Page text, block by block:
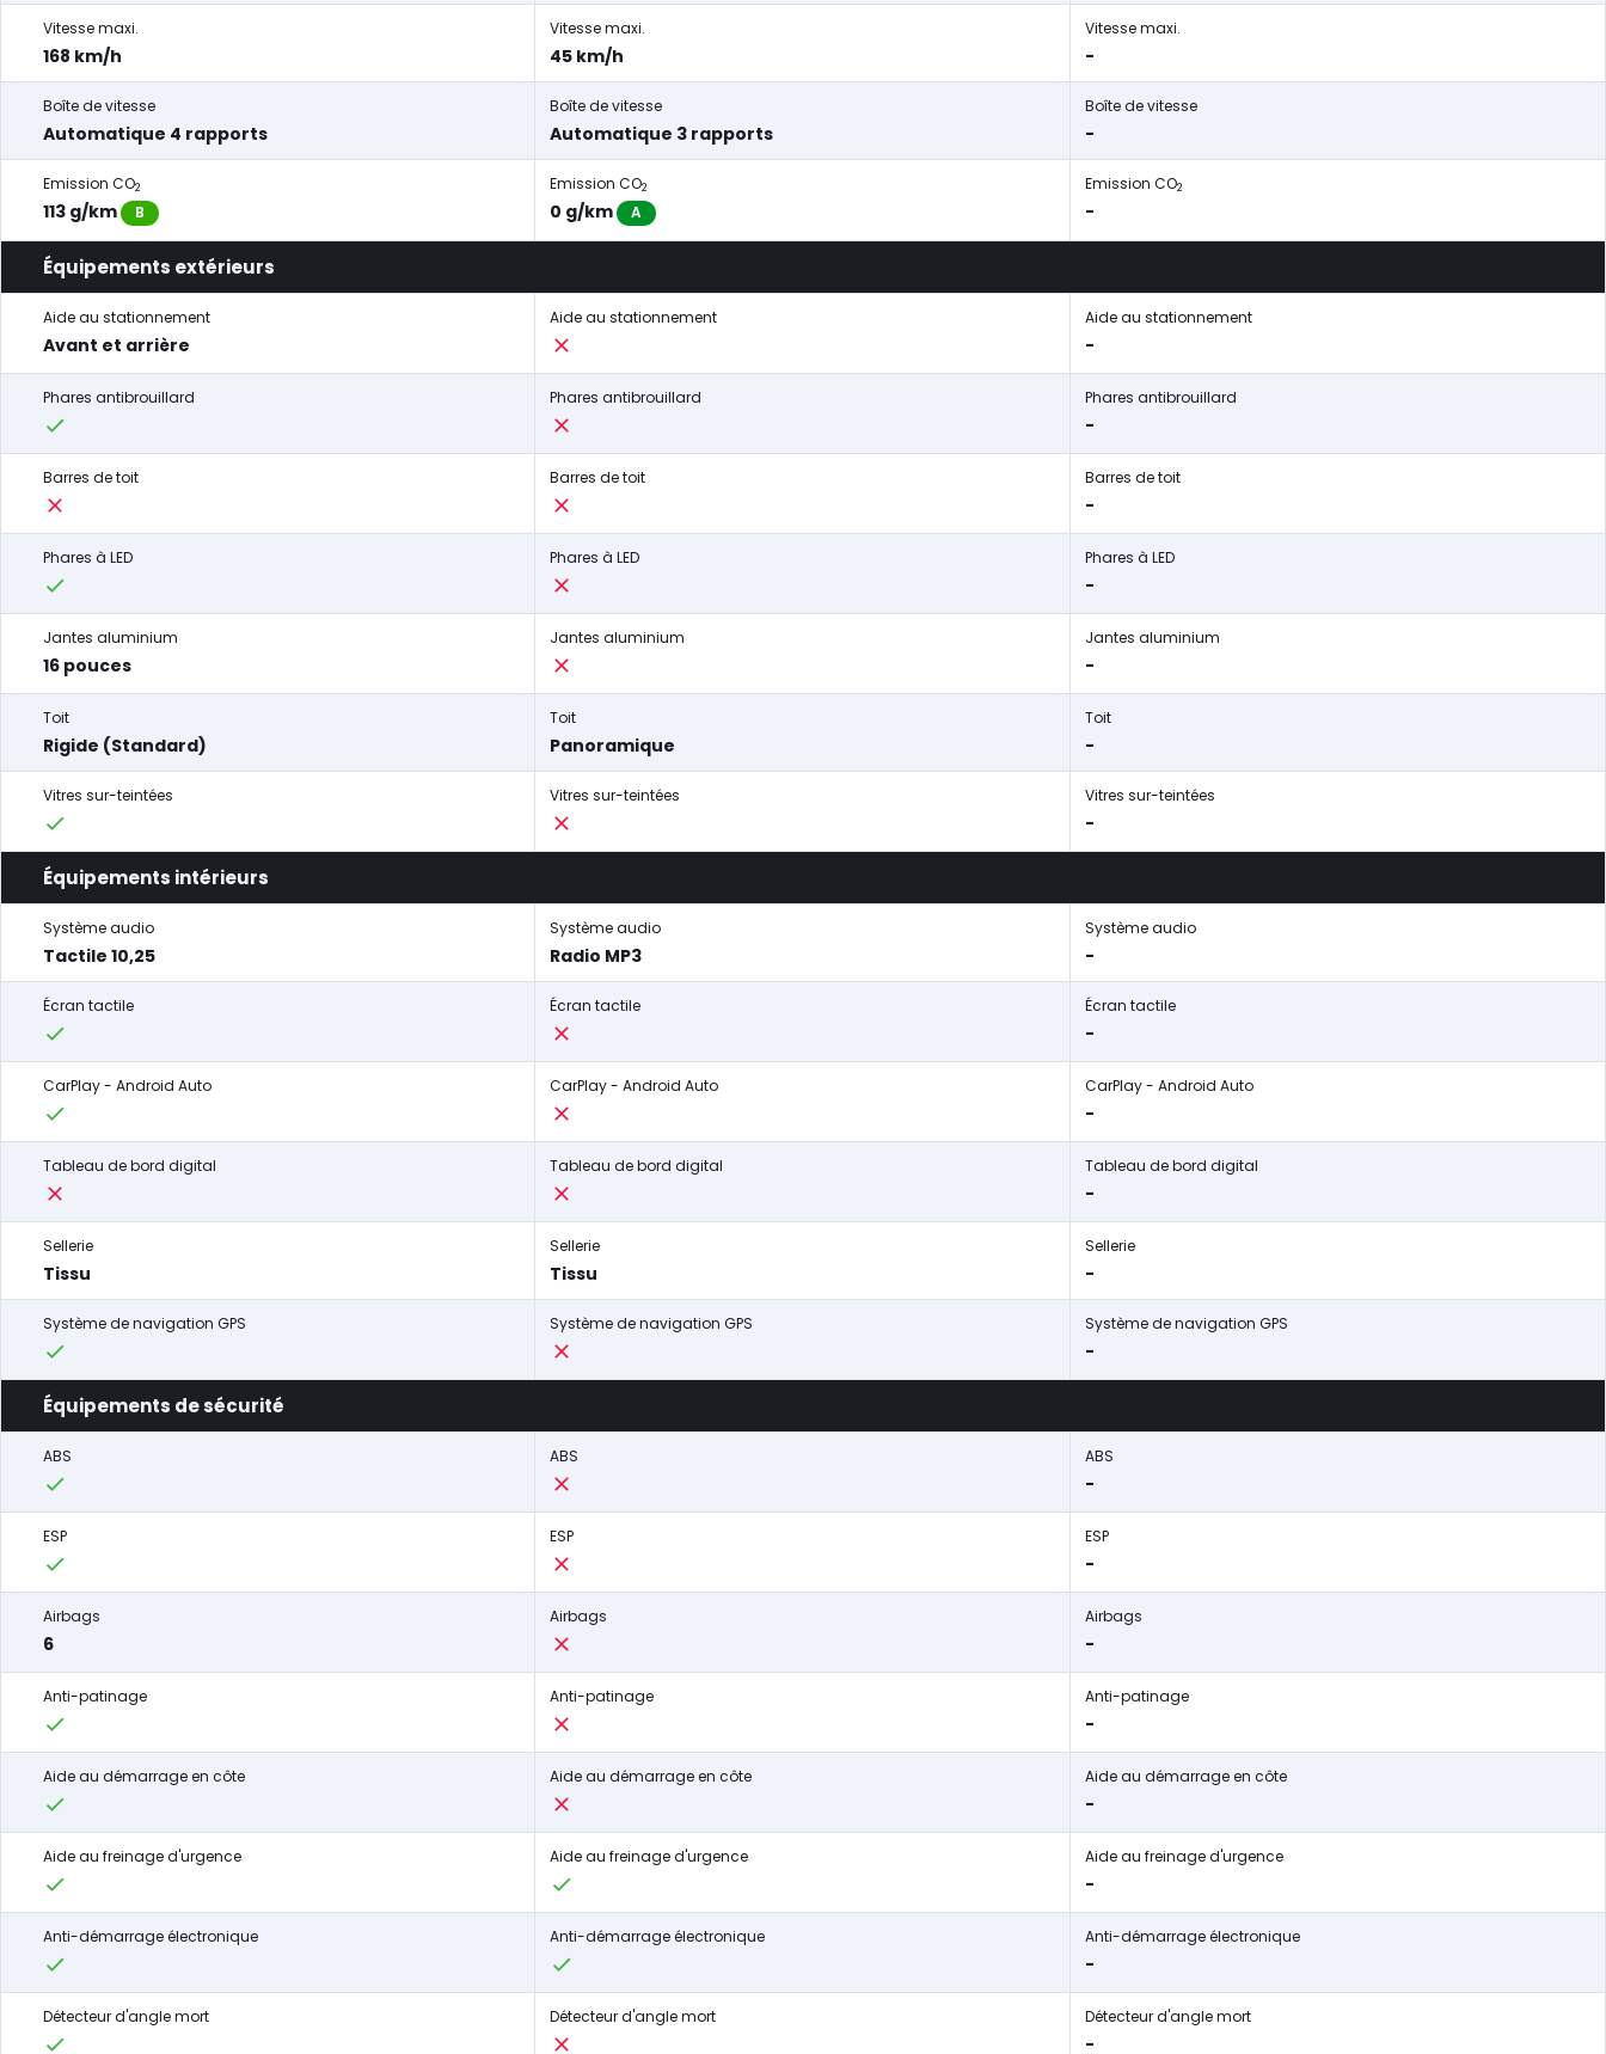
Vitesse maxi.
168 km/h
Vitesse maxi.
45 km/h
Vitesse maxi.
-
Boîte de vitesse
Automatique 4 rapports
Boîte de vitesse
Automatique 3 rapports
Boîte de vitesse
-
Emission CO2
113 g/km B
Emission CO2
0 g/km A
Emission CO2
-
Équipements extérieurs
Aide au stationnement
Avant et arrière
Aide au stationnement Aide au stationnement
-
Phares antibrouillard Phares antibrouillard Phares antibrouillard
-
Barres de toit Barres de toit Barres de toit
-
Phares à LED Phares à LED Phares à LED
-
Jantes aluminium
16 pouces
Jantes aluminium Jantes aluminium
-
Toit
Rigide (Standard)
Toit
Panoramique
Toit
-
Vitres sur-teintées Vitres sur-teintées Vitres sur-teintées
-
Équipements intérieurs
Système audio
Tactile 10,25
Système audio
Radio MP3
Système audio
-
Écran tactile Écran tactile Écran tactile
-
CarPlay - Android Auto CarPlay - Android Auto CarPlay - Android Auto
-
Tableau de bord digital Tableau de bord digital Tableau de bord digital
-
Sellerie
Tissu
Sellerie
Tissu
Sellerie
-
Système de navigation GPS Système de navigation GPS Système de navigation GPS
-
Équipements de sécurité
ABS ABS ABS
-
ESP ESP ESP
-
Airbags
6
Airbags Airbags
-
Anti-patinage Anti-patinage Anti-patinage
-
Aide au démarrage en côte Aide au démarrage en côte Aide au démarrage en côte
-
Aide au freinage d'urgence Aide au freinage d'urgence Aide au freinage d'urgence
-
Anti-démarrage électronique Anti-démarrage électronique Anti-démarrage électronique
-
Détecteur d'angle mort Détecteur d'angle mort Détecteur d'angle mort
-